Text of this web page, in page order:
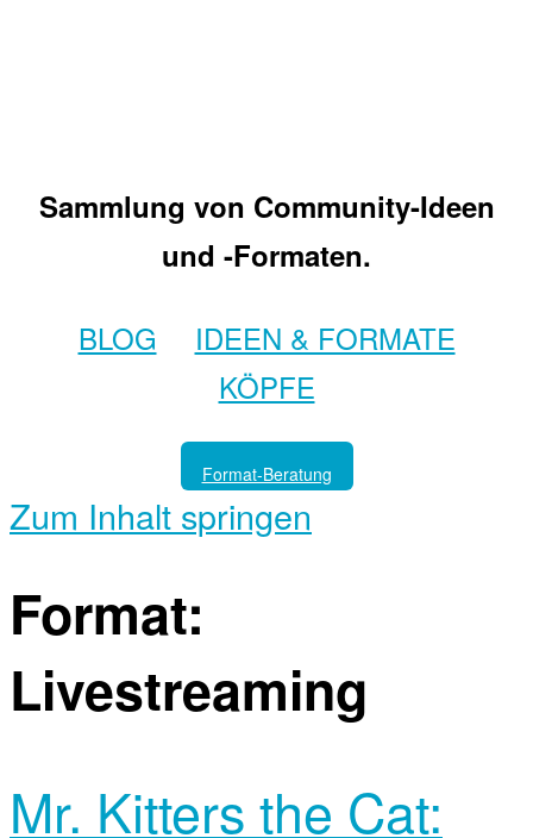
Sammlung von Community-Ideen
und -Formaten.
BLOG
IDEEN & FORMATE
KÖPFE
Format-Beratung
Zum Inhalt springen
Format:
Livestreaming
Mr. Kitters the Cat: